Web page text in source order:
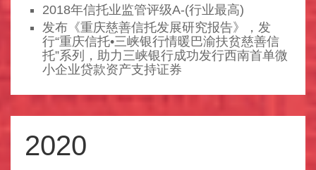
2018年信托业监管评级A-(行业最高)
发布《重庆慈善信托发展研究报告》，发
行“重庆信托•三峡银行情暖巴渝扶贫慈善信
托”系列，助力三峡银行成功发行西南首单微
小企业贷款资产支持证券
2020